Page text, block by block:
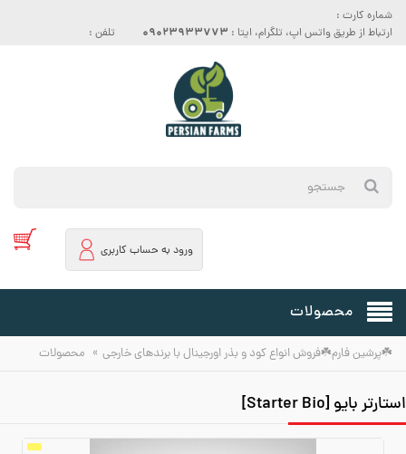
شماره کارت :
ارتباط از طریق واتس اپ، تلگرام، ایتا : 09023933773 تلفن :
ورود به حساب کاربری
محصولات
☘️پرشین فارم☘️فروش انواع کود و بذر اورجینال با برندهای خارجی » محصولات
استارتر بایو [Starter Bio]